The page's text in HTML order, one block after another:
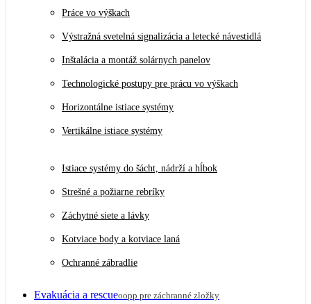
Práce vo výškach
Výstražná svetelná signalizácia a letecké návestidlá
Inštalácia a montáž solárnych panelov
Technologické postupy pre prácu vo výškach
Horizontálne istiace systémy
Vertikálne istiace systémy
Istiace systémy do šácht, nádrží a hĺbok
Strešné a požiarne rebríky
Záchytné siete a lávky
Kotviace body a kotviace laná
Ochranné zábradlie
Evakuácia a rescueoopp pre záchranné zložky